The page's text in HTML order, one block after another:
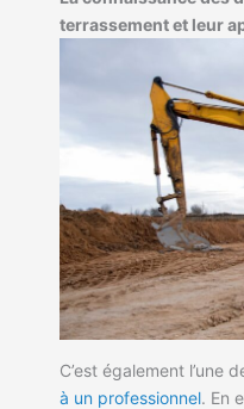
terrassement et leur
C’est également l’une
à un professionnel. En